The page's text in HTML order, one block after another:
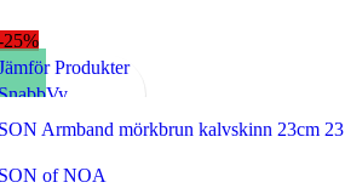
25%
Produkter
till i Favoriter
Armband mörkbrun kalvskinn 23cm 23
of NOA